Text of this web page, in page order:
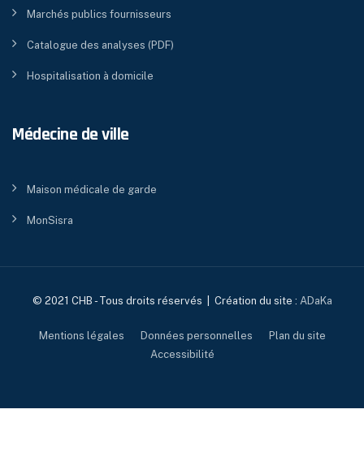
Marchés publics fournisseurs
Catalogue des analyses (PDF)
Hospitalisation à domicile
Médecine de ville
Maison médicale de garde
MonSisra
© 2021 CHB - Tous droits réservés | Création du site : ADaKa
Mentions légales Données personnelles
Plan du site
Accessibilité